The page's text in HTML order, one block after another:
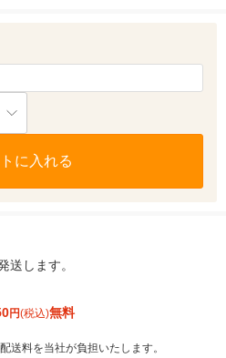
に入れる
送します。
円(税込)無料
送料を当社が負担いたします。